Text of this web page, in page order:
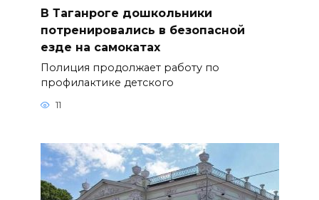
В Таганроге дошкольники
потренировались в безопасной
езде на самокатах
Полиция продолжает работу по
профилактике детского
11